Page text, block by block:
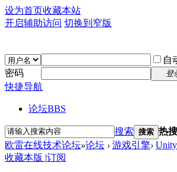
设为首页收藏本站
开启辅助访问 切换到窄版
自
密码
登
快捷导航
论坛BBS
搜索 搜索 热
欧雷在线技术论坛»论坛 › 游戏引擎›
收藏本版 |订阅